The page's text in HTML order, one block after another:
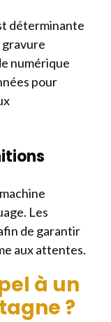
déterminante
numérique
pour
Les
de garantir
aux attentes.
à un
?